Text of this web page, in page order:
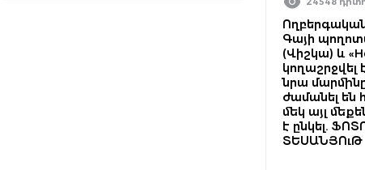
Գայի
(Վիշկա) և
կողաշրջվել
նրա մարմինը
ժամանել են
մեկ այլ
է ընկել.
ՏԵՍԱՆՅՈւԹ